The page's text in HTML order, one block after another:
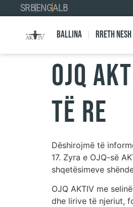
SRBENGALB
Ballina Rreth nesh
OJQ
TË RE
Dëshirojmë të
17. Zyra e OJQ-së
shqetësimeve
OJQ AKTIV me
dhe lirive të njeriut,